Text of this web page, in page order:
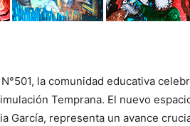
la comunidad educativa
Temprana. El nuevo
García, representa un avance